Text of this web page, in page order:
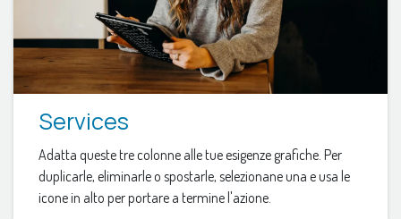
Services
Adatta queste tre colonne alle tue esigenze grafiche. Per
duplicarle, eliminarle o spostarle, selezionane una e usa le
icone in alto per portare a termine l'azione.